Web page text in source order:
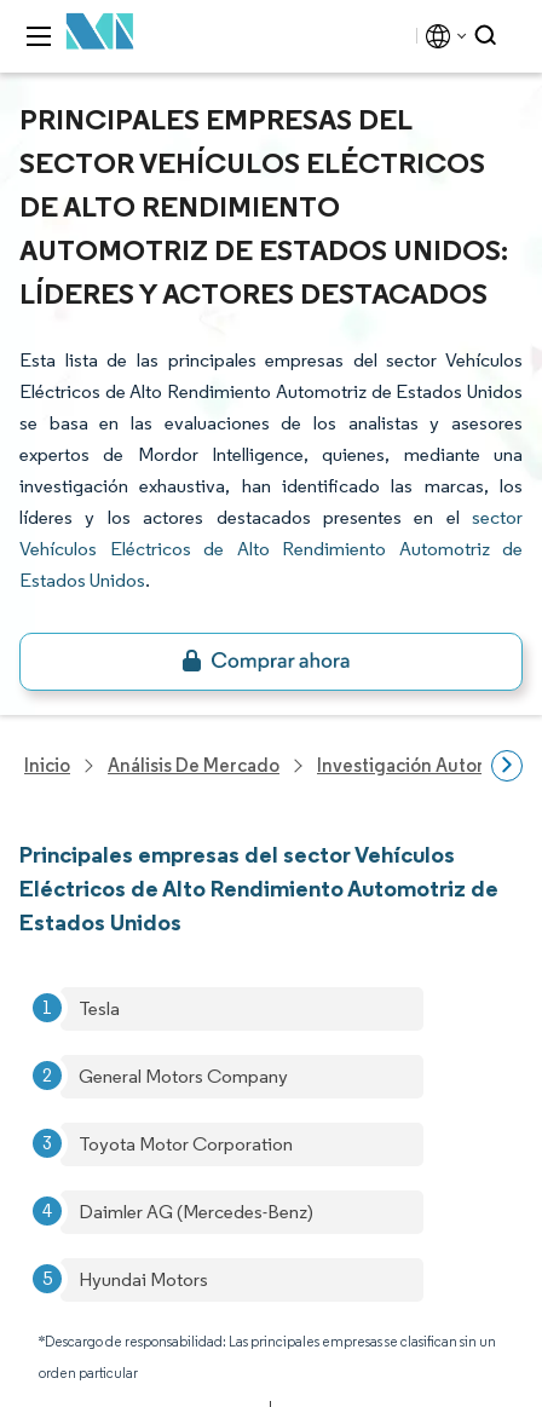
PRINCIPALES EMPRESAS DEL
SECTOR VEHÍCULOS ELÉCTRICOS
DE ALTO RENDIMIENTO
AUTOMOTRIZ DE ESTADOS UNIDOS:
LÍDERES Y ACTORES DESTACADOS
Esta lista de las principales empresas del sector Vehículos
Eléctricos de Alto Rendimiento Automotriz de Estados Unidos
se basa en las evaluaciones de los analistas y asesores
expertos de Mordor Intelligence, quienes, mediante una
investigación exhaustiva, han identificado las marcas, los
líderes y los actores destacados presentes en el sector
Vehículos Eléctricos de Alto Rendimiento Automotriz de
Estados Unidos.
Inicio Análisis De Mercado Investigación Automotriz
Principales empresas del sector Vehículos
Eléctricos de Alto Rendimiento Automotriz de
Estados Unidos
Tesla
General Motors Company
Toyota Motor Corporation
Daimler AG (Mercedes-Benz)
Hyundai Motors
*Descargo de responsabilidad: Las principales empresas se clasifican sin un
orden particular